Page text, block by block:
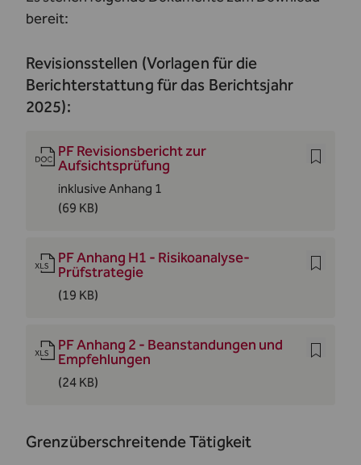
bereit:
Revisionsstellen (Vorlagen für die
Berichterstattung für das Berichtsjahr
2025):
PF Revisionsbericht zur
Aufsichtsprüfung
inklusive Anhang 1
(69 KB)
PF Anhang H1 - Risikoanalyse-
Prüfstrategie
(19 KB)
PF Anhang 2 - Beanstandungen und
Empfehlungen
(24 KB)
Grenzüberschreitende Tätigkeit